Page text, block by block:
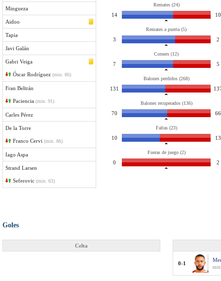
Mingueza
Aidoo
Tapia
Javi Galán
Gabri Veiga
Óscar Rodríguez (min. 86)
Fran Beltrán
Paciencia (min. 91)
Carles Pérez
De la Torre
Franco Cervi (min. 86)
Iago Aspa
Strand Larsen
Seferovic (min. 63)
Remates (24)
14 10
Remates a puerta (5)
3 2
Corners (12)
7 5
Balones perdidos (268)
131
Balones recuperados (136)
70 66
Faltas (23)
10 13
Fueras de juego (2)
0 2
Goles
Celta
0-1